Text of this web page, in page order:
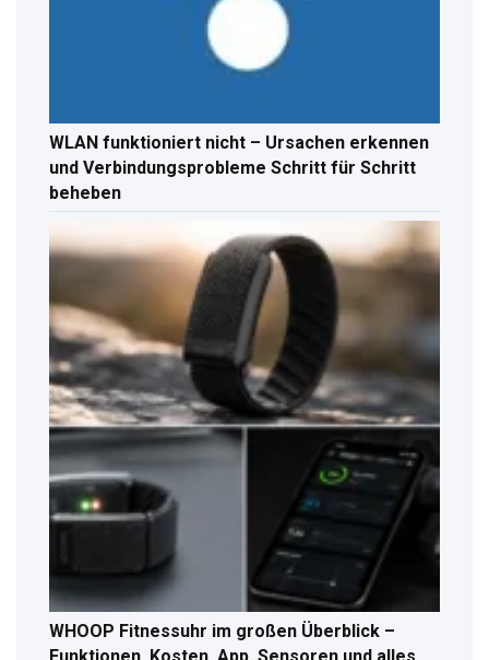
WLAN funktioniert nicht – Ursachen erkennen
und Verbindungsprobleme Schritt für Schritt
beheben
WHOOP Fitnessuhr im großen Überblick –